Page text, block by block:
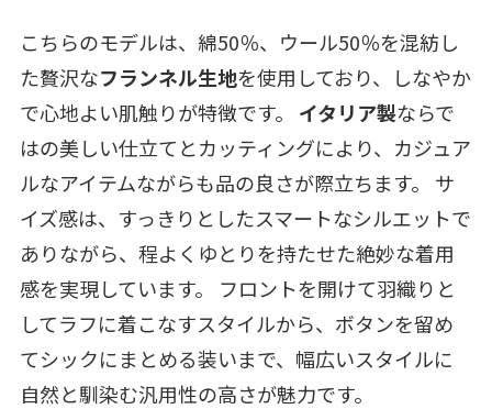
こちらのモデルは、綿50％、ウール50％を混紡し
た贅沢なフランネル生地を使用しており、しなやか
で心地よい肌触りが特徴です。 イタリア製ならで
はの美しい仕立てとカッティングにより、カジュア
ルなアイテムながらも品の良さが際立ちます。 サ
イズ感は、すっきりとしたスマートなシルエットで
ありながら、程よくゆとりを持たせた絶妙な着用
感を実現しています。 フロントを開けて羽織りと
してラフに着こなすスタイルから、ボタンを留め
てシックにまとめる装いまで、幅広いスタイルに
自然と馴染む汎用性の高さが魅力です。